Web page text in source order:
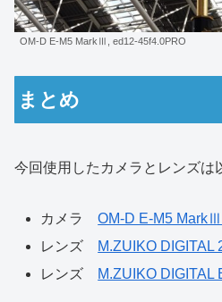
OM-D E-M5 MarkⅢ, ed12-45f4.0PRO
まとめ
今回使用したカメラとレンズは
カメラOM-D E-M5 MarkⅢ
レンズ
M.ZUIKO DIGITAL
レンズ
M.ZUIKO DIGITAL